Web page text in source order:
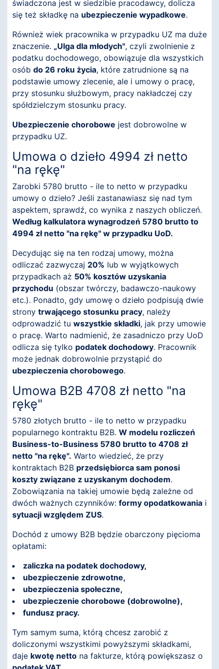
świadczona jest w siedzibie pracodawcy, dolicza
się też składkę na ubezpieczenie wypadkowe.
Również wiek pracownika w przypadku UZ ma duże
znaczenie. „Ulga dla młodych", czyli zwolnienie z
podatku dochodowego, obowiązuje dla wszystkich
osób do 26 roku życia, które zatrudnione są na
podstawie umowy zlecenie, ale i umowy o pracę,
przy stosunku służbowym, pracy nakładczej czy
spółdzielczym stosunku pracy.
Ubezpieczenie chorobowe jest dobrowolne w
przypadku UZ.
Umowa o dzieło 4994 zł netto
"na rękę"
Zarobki 5780 brutto - ile to netto w przypadku
umowy o dzieło? Jeśli zastanawiasz się nad tym
aspektem, sprawdź, co wynika z naszych obliczeń.
Według kalkulatora wynagrodzeń 5780 brutto to
4994 zł netto "na rękę" w przypadku UoD.
Decydując się na ten rodzaj umowy, można
odliczać zazwyczaj 20% lub w wyjątkowych
przypadkach aż 50% kosztów uzyskania
przychodu (obszar twórczy, badawczo-naukowy
etc.). Ponadto, gdy umowę o dzieło podpisują dwie
strony trwającego stosunku pracy, należy
odprowadzić tu wszystkie składki, jak przy umowie
o pracę. Warto nadmienić, że zasadniczo przy UoD
odlicza się tylko podatek dochodowy. Pracownik
może jednak dobrowolnie przystąpić do
ubezpieczenia chorobowego.
Umowa B2B 4708 zł netto "na
rękę"
5780 złotych brutto - ile to netto w przypadku
popularnego kontraktu B2B. W modelu rozliczeń
Business-to-Business 5780 brutto to 4708 zł
netto "na rękę". Warto wiedzieć, że przy
kontraktach B2B przedsiębiorca sam ponosi
koszty związane z uzyskanym dochodem.
Zobowiązania na takiej umowie będą zależne od
dwóch ważnych czynników: formy opodatkowania i
sytuacji względem ZUS.
Dochód z umowy B2B będzie obarczony pięcioma
opłatami:
zaliczka na podatek dochodowy,
ubezpieczenie zdrowotne,
ubezpieczenia społeczne,
ubezpieczenie chorobowe (dobrowolne),
fundusz pracy.
Tym samym suma, którą chcesz zarobić z
doliczonymi wszystkimi powyższymi składkami,
daje kwotę netto na fakturze, którą powiększasz o